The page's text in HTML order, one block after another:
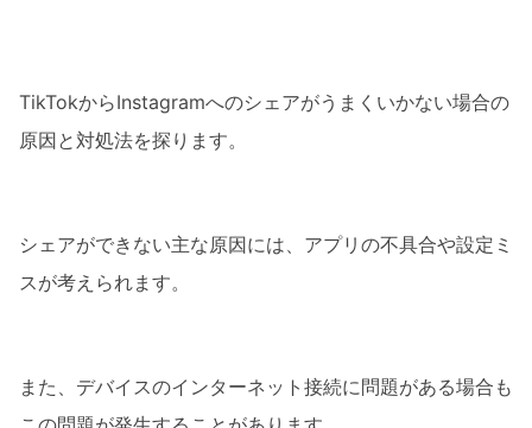
TikTokからInstagramへのシェアがうまくいかない場合の
原因と対処法を探ります。
シェアができない主な原因には、アプリの不具合や設定ミ
スが考えられます。
また、デバイスのインターネット接続に問題がある場合も